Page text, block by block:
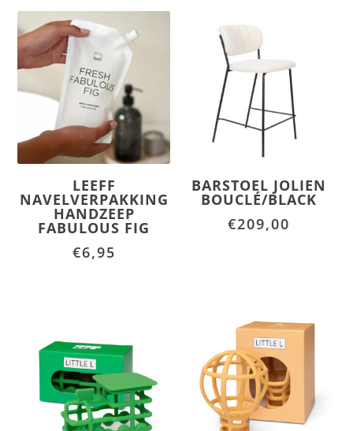
LEEFF
NAVELVERPAKKING
HANDZEEP
FABULOUS FIG
€6,95
BARSTOEL JOLIEN
BOUCLÉ/BLACK
€209,00